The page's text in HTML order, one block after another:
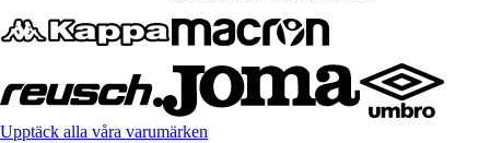
Upptäck alla våra varumärken